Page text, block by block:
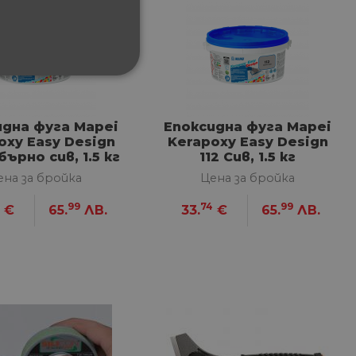
фуга Mapei
Easy Design
сив, 1.5 кг
за бройка
€ 65.99 ЛВ.
Епоксидна фуга Mapei
Kerapoxy Easy Design
112 Сив, 1.5 кг
Цена за бройка
33.74 € 65.99 ЛВ.
ФУНКЦИОНАЛНИ
отчети за